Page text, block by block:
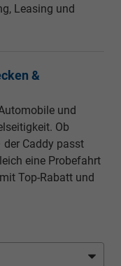
Leasing und
&
und
Ob
Caddy passt
eine Probefahrt
Top-Rabatt und